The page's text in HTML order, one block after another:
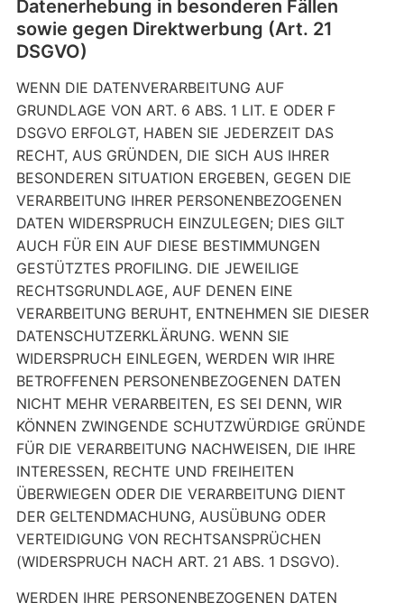
Datenerhebung in besonderen Fällen
sowie gegen Direktwerbung (Art. 21
DSGVO)
WENN DIE DATENVERARBEITUNG AUF
GRUNDLAGE VON ART. 6 ABS. 1 LIT. E ODER F
DSGVO ERFOLGT, HABEN SIE JEDERZEIT DAS
RECHT, AUS GRÜNDEN, DIE SICH AUS IHRER
BESONDEREN SITUATION ERGEBEN, GEGEN DIE
VERARBEITUNG IHRER PERSONENBEZOGENEN
DATEN WIDERSPRUCH EINZULEGEN; DIES GILT
AUCH FÜR EIN AUF DIESE BESTIMMUNGEN
GESTÜTZTES PROFILING. DIE JEWEILIGE
RECHTSGRUNDLAGE, AUF DENEN EINE
VERARBEITUNG BERUHT, ENTNEHMEN SIE DIESER
DATENSCHUTZERKLÄRUNG. WENN SIE
WIDERSPRUCH EINLEGEN, WERDEN WIR IHRE
BETROFFENEN PERSONENBEZOGENEN DATEN
NICHT MEHR VERARBEITEN, ES SEI DENN, WIR
KÖNNEN ZWINGENDE SCHUTZWÜRDIGE GRÜNDE
FÜR DIE VERARBEITUNG NACHWEISEN, DIE IHRE
INTERESSEN, RECHTE UND FREIHEITEN
ÜBERWIEGEN ODER DIE VERARBEITUNG DIENT
DER GELTENDMACHUNG, AUSÜBUNG ODER
VERTEIDIGUNG VON RECHTSANSPRÜCHEN
(WIDERSPRUCH NACH ART. 21 ABS. 1 DSGVO).
WERDEN IHRE PERSONENBEZOGENEN DATEN